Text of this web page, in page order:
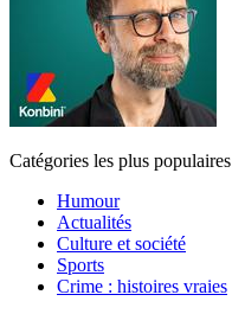
Catégories les plus populaires
Humour
Actualités
Culture et société
Sports
Crime : histoires vraies